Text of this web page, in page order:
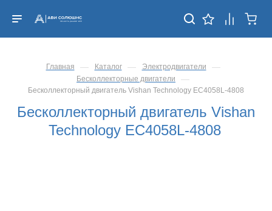
Главная — Каталог — Электродвигатели —
Бесколлекторные двигатели —
Бесколлекторный двигатель Vishan Technology EC4058L-4808
Бесколлекторный двигатель Vishan
Technology EC4058L-4808